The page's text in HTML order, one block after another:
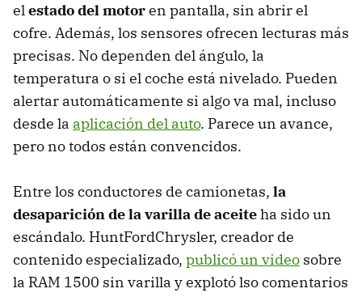
elestado del motoren pantalla, sin abrir el
cofre. Además, los sensores ofrecen lecturas más
precisas. No dependen del ángulo, la
temperatura o si el coche está nivelado. Pueden
alertar automáticamente si algo va mal, incluso
desde la aplicación del auto. Parece un avance,
pero no todos están convencidos.
Entre los conductores de camionetas, la
desaparición de la varilla de aceiteha sido un
escándalo. HuntFordChrysler, creador de
contenido especializado, publicó un video sobre
la RAM 1500 sin varilla y explotó lso comentarios